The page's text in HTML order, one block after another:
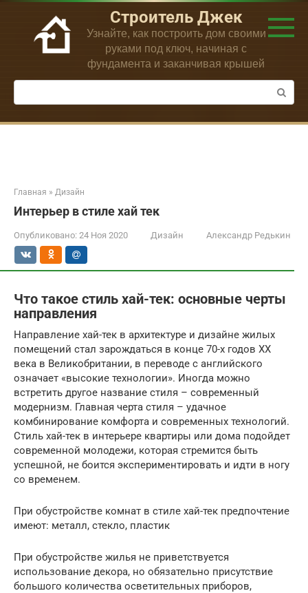
Перейти
контенту
Строитель Джек
Узнайте, как построить дом своими
руками под ключ, начиная с
фундамента и заканчивая крышей
Поиск:
Главная » Дизайн
Интерьер в стиле хай тек
Опубликовано: 24 Ноя 2020 Дизайн Александр Редькин
Что такое стиль хай-тек: основные черты
направления
Направление хай-тек в архитектуре и дизайне жилых
помещений стал зарождаться в конце 70-х годов ХХ
века в Великобритании, в переводе с английского
означает «высокие технологии». Иногда можно
встретить другое название стиля – современный
модернизм. Главная черта стиля – удачное
комбинирование комфорта и современных технологий.
Стиль хай-тек в интерьере квартиры или дома подойдет
современной молодежи, которая стремится быть
успешной, не боится экспериментировать и идти в ногу
со временем.
При обустройстве комнат в стиле хай-тек предпочтение
имеют: металл, стекло, пластик
При обустройстве жилья не приветствуется
использование декора, но обязательно присутствие
большого количества осветительных приборов,